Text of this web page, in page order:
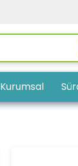
Kurumsal